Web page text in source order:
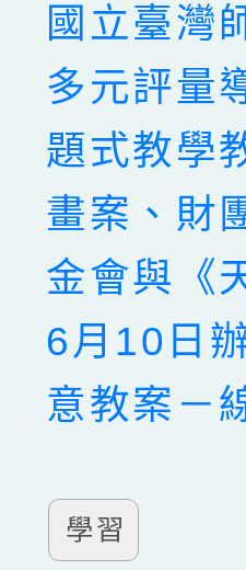
國立臺灣
多元評量
題式教學
畫案、財
金會與《
6月10日
意教案－
學習